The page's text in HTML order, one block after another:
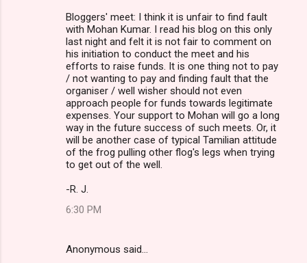
Bloggers' meet: I think it is unfair to find fault
with Mohan Kumar. I read his blog on this only
last night and felt it is not fair to comment on
his initiation to conduct the meet and his
efforts to raise funds. It is one thing not to pay
/ not wanting to pay and finding fault that the
organiser / well wisher should not even
approach people for funds towards legitimate
expenses. Your support to Mohan will go a long
way in the future success of such meets. Or, it
will be another case of typical Tamilian attitude
of the frog pulling other flog's legs when trying
to get out of the well.
-R. J.
6:30 PM
Anonymous said…